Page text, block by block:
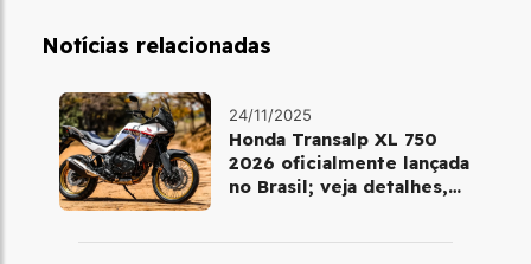
Notícias relacionadas
24/11/2025
Honda Transalp XL 750
2026 oficialmente lançada
no Brasil; veja detalhes,